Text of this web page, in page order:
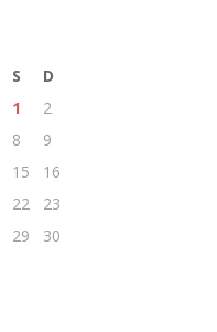
S
D
1
2
8
9
15
16
22
23
29
30